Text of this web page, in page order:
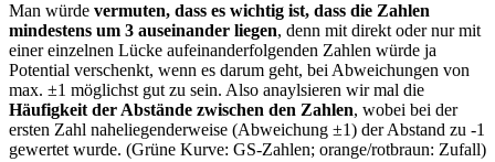
Man würde vermuten, dass es wichtig ist, dass die Zahlen
mindestens um 3 auseinander liegen, denn mit direkt oder nur mit
einer einzelnen Lücke aufeinanderfolgenden Zahlen würde ja
Potential verschenkt, wenn es darum geht, bei Abweichungen von
max. ±1 möglichst gut zu sein. Also anaylsieren wir mal die
Häufigkeit der Abstände zwischen den Zahlen, wobei bei der
ersten Zahl naheliegenderweise (Abweichung ±1) der Abstand zu -1
gewertet wurde. (Grüne Kurve: GS-Zahlen; orange/rotbraun: Zufall)